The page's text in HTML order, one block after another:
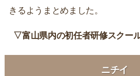
きるようまとめました。
▽富山県内の初任者研修スクー
ニチイ